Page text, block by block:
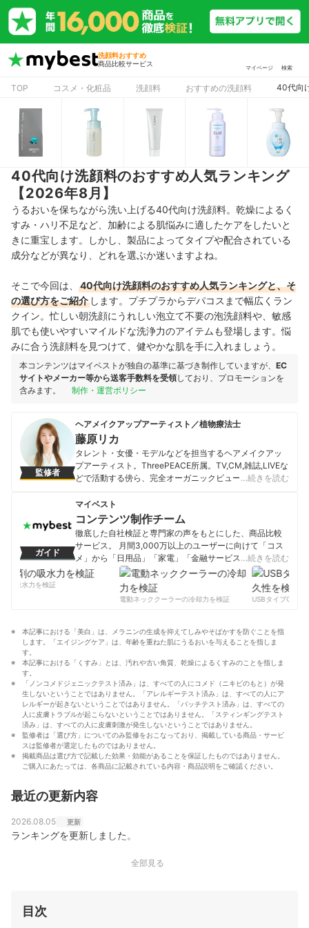
洗顔料おすすめ
商品比較サービス
マイページ 検索
TOP コスメ・化粧品 洗顔料 おすすめの洗顔料 40代向
40代向け洗顔料のおすすめ人気ランキング
【2026年8月】
うるおいを保ちながら洗い上げる40代向け洗顔料。乾燥によるく
すみ・ハリ不足など、加齢による肌悩みに適したケアをしたいと
きに重宝します。しかし、製品によってタイプや配合されている
成分などが異なり、どれを選ぶか迷いますよね。
そこで今回は、
40代向け洗顔料のおすすめ人気ランキングと、そ
の選び方をご紹介 します。プチプラからデパコスまで幅広くラン
クイン。忙しい朝洗顔にうれしい泡立て不要の泡洗顔料や、敏感
肌でも使いやすいマイルドな洗浄力のアイテムも登場します。悩
みに合う洗顔料を見つけて、健やかな肌を手に入れましょう。
本コンテンツはマイベストが独自の基準に基づき制作していますが、 EC
サイトやメーカー等から送客手数料を受領しており、プロモーションを
含みます。
制作・運営ポリシー
監修者
ヘアメイクアップアーティスト／植物療法士
藤原リカ
タレント・女優・モデルなどを担当するヘアメイクアッ
プアーティスト。ThreePEACE所属。TV,CM,雑誌,LIVEな
どで活動する傍ら、完全オーガニックビューティーサロ
医学普及協会認定）、セラピストとしても活躍してい
る。また、パーソナルヘルスケアコーチング「L’aube 」
も主宰。体質改善を目指した健康と美容にフォーカスし
た栄養コーチングをしている。さらに、化粧品や美容記
事の監修にも従事。自身の生まれたときからの酷いアト
ピー性皮膚炎を克服したこともあり、美容と健康をホリ
スティックビューティーで提案している。
藤原リカのプロフィール
…続きを読む
ガイド
マイベスト
コンテンツ制作チーム
徹底した自社検証と専門家の声をもとにした、商品比較
サービス。 月間3,000万以上のユーザーに向けて「コス
メ」から「日用品」「家電」「金融サービス」まで、ベ
ストな商品を選んでもらうために、毎日コンテンツを制
コンテンツ制作チームのプロフィール
…続きを読む
吸水力を検証
電動ネッククーラーの冷却力を検証
USBタイプCケー
本記事における「美白」は、メラニンの生成を抑えてしみやそばかすを防ぐことを指
します。「エイジングケア」は、年齢を重ねた肌にうるおいを与えることを指しま
す。
本記事における「くすみ」とは、汚れや古い角質、乾燥によるくすみのことを指しま
す。
「ノンコメドジェニックテスト済み」は、すべての人にコメド（ニキビのもと）が発
生しないということではありません。「アレルギーテスト済み」は、すべての人にア
レルギーが起きないということではありません。「パッチテスト済み」は、すべての
人に皮膚トラブルが起こらないということではありません。「スティンギングテスト
済み」は、すべての人に皮膚刺激が発生しないということではありません。
監修者は「選び方」についてのみ監修をおこなっており、掲載している商品・サービ
スは監修者が選定したものではありません。
掲載商品は選び方で記載した効果・効能があることを保証したものではありません。
ご購入にあたっては、各商品に記載されている内容・商品説明をご確認ください。
最近の更新内容
2026.08.05 更新
ランキングを更新しました。
全部見る
目次